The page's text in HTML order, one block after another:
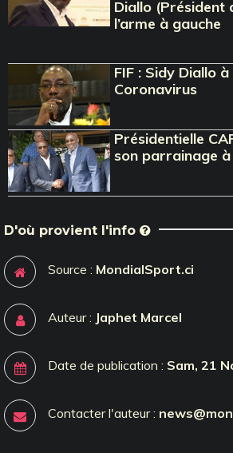
Diallo (Président
l’arme à gauche
FIF : Sidy Diallo à
Coronavirus
Présidentielle
son parrainage
D'où provient l'info
Source : MondialSport.ci
Auteur : Japhet Marcel
Date de publication : Sam, 21
Contacter l'auteur :